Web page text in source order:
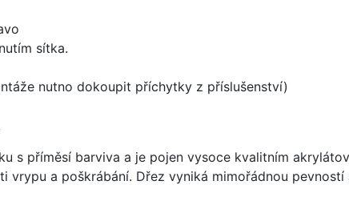
sítka.
nutno dokoupit příchytky z příslušenství)
s příměsí barviva a je pojen vysoce kvalitním
a poškrábání. Dřez vyniká mimořádnou